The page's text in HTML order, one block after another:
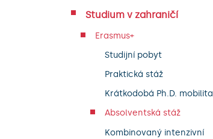
Studium v zahraničí
Erasmus+
Studijní pobyt
Praktická stáž
Krátkodobá Ph.D. mobilita
Absolventská stáž
Kombinovaný intenzivní